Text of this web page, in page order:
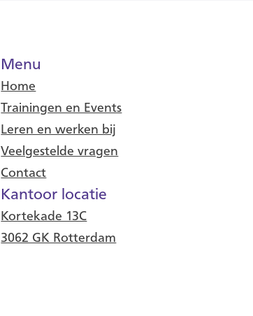
Menu
Home
Trainingen en Events
Leren en werken bij
Veelgestelde vragen
Contact
Kantoor locatie
Kortekade 13C
3062 GK Rotterdam